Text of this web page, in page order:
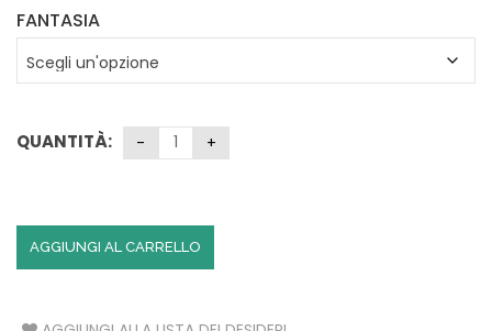
FANTASIA
QUANTITÀ:
AGGIUNGI AL CARRELLO